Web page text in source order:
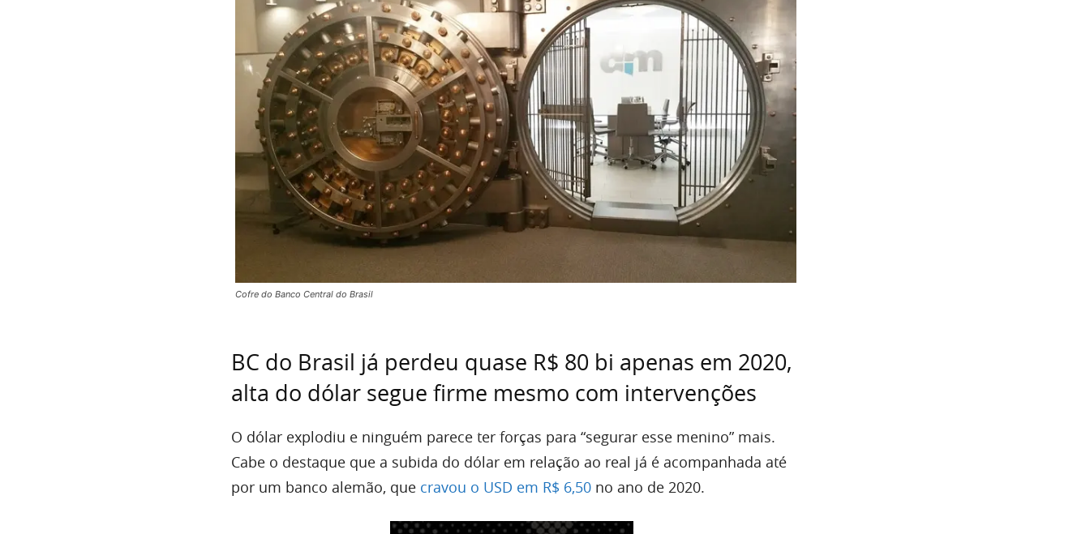
Cofre do Banco Central do Brasil
BC do Brasil já perdeu quase R$ 80 bi apenas em 2020,
alta do dólar segue firme mesmo com intervenções
O dólar explodiu e ninguém parece ter forças para “segurar esse menino” mais.
Cabe o destaque que a subida do dólar em relação ao real já é acompanhada até
por um banco alemão, que cravou o USD em R$ 6,50 no ano de 2020.